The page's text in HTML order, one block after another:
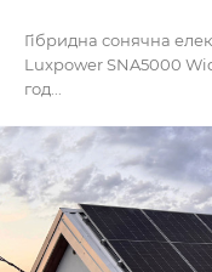
Гібридна сонячна
Luxpower SNA5000
год...